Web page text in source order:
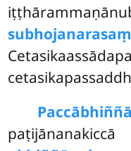
subhojanarasaṃ